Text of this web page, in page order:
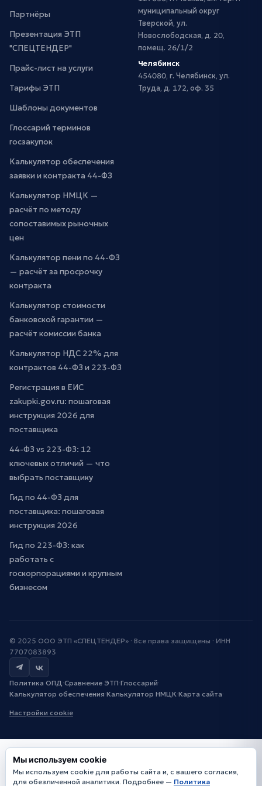
Партнёры
Презентация ЭТП
"СПЕЦТЕНДЕР"
Прайс-лист на услуги
Тарифы ЭТП
Шаблоны документов
Глоссарий терминов
госзакупок
Калькулятор обеспечения
заявки и контракта 44-ФЗ
Калькулятор НМЦК —
расчёт по методу
сопоставимых рыночных
цен
Калькулятор пени по 44-ФЗ
— расчёт за просрочку
контракта
Калькулятор стоимости
банковской гарантии —
расчёт комиссии банка
Калькулятор НДС 22% для
контрактов 44-ФЗ и 223-ФЗ
Регистрация в ЕИС
zakupki.gov.ru: пошаговая
инструкция 2026 для
поставщика
44-ФЗ vs 223-ФЗ: 12
ключевых отличий — что
выбрать поставщику
Гид по 44-ФЗ для
поставщика: пошаговая
инструкция 2026
Гид по 223-ФЗ: как
работать с
госкорпорациями и крупным
бизнесом
муниципальный округ
Тверской, ул.
Новослободская, д. 20,
помещ. 26/1/2
Челябинск
454080, г. Челябинск, ул.
Труда, д. 172, оф. 35
© 2025 ООО ЭТП «СПЕЦТЕНДЕР» · Все права защищены · ИНН
7707083893
Политика ОПД·Сравнение ЭТП·Глоссарий·
Калькулятор обеспечения·Калькулятор НМЦК·Карта сайта·
Настройки cookie
Мы используем cookie
Мы используем cookie для работы сайта и, с вашего согласия,
для обезличенной аналитики. Подробнее — Политика